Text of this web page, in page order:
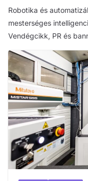
Robotika és
mesterséges
Vendégcikk, PR és